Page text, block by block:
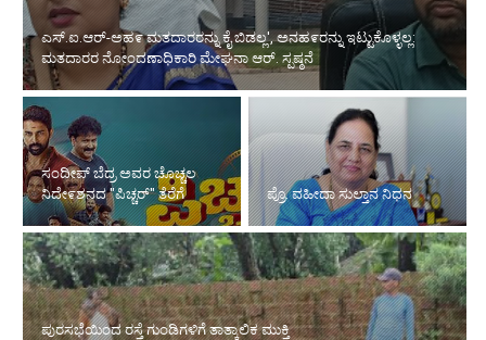
ಸಂದೀಪ್ ಬೆದ್ರ ಅವರ ಚೊಚ್ಚಲ
ನಿದೇ೯ಶನದ "ಪಿಚ್ಚರ್" ತೆರೆಗೆ
ಪ್ರೊ. ವಹೀದಾ ಸುಲ್ತಾನ ನಿಧನ
ಪುರಸಭೆಯಿಂದ ರಸ್ತೆ ಗುಂಡಿಗಳಿಗೆ ತಾತ್ಕಾಲಿಕ ಮುಕ್ತಿ
ಆ.8,9: ಮೂಡುಬಿದಿರೆ ಅಡ್ವೆಂಚರ್ ಡ್ರೈವ್–2026ರ 5ನೇ ಆವೃತ್ತಿಯ ಟೈಮ್–
ಸ್ಪೀಡ್–ಡಿಸ್ಟೆನ್ಸ್ (TSD) ಕಾರ್ ರ‍್ಯಾಲಿ